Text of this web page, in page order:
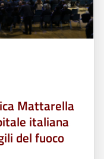
Mattarella
italiana
del fuoco